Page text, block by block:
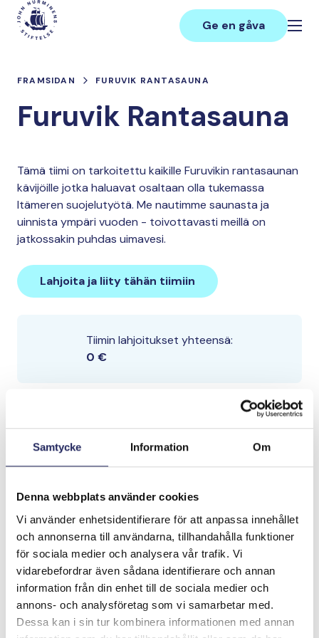
Samtycke Information Om
Denna webbplats använder cookies
Vi använder enhetsidentifierare för att anpassa innehållet
och annonserna till användarna, tillhandahålla funktioner
för sociala medier och analysera vår trafik. Vi
vidarebefordrar även sådana identifierare och annan
information från din enhet till de sociala medier och
annons- och analysföretag som vi samarbetar med.
Dessa kan i sin tur kombinera informationen med annan
Hoppa
innehåll
Main
Ge en gåva
FRAMSIDAN FURUVIK RANTASAUNA
Furuvik Rantasauna
Tämä tiimi on tarkoitettu kaikille Furuvikin rantasaunan
kävijöille jotka haluavat osaltaan olla tukemassa
Itämeren suojelutyötä. Me nautimme saunasta ja
uinnista ympäri vuoden - toivottavasti meillä on
jatkossakin puhdas uimavesi.
Lahjoita ja liity tähän tiimiin
Tiimin lahjoitukset yhteensä:
0 €